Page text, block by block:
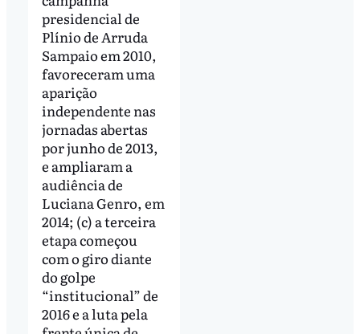
presidencial de
Plínio de Arruda
Sampaio em 2010,
favoreceram uma
aparição
independente nas
jornadas abertas
por junho de 2013,
e ampliaram a
audiência de
Luciana Genro, em
2014; (c) a terceira
etapa começou
com o giro diante
do golpe
“institucional” de
2016 e a luta pela